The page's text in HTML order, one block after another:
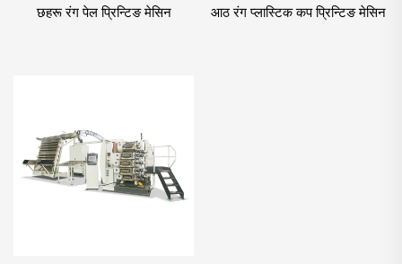
छहरू रंग पेल प्रिन्टिङ मेसिन आठ रंग प्लास्टिक कप प्रिन्टिङ मेसिन